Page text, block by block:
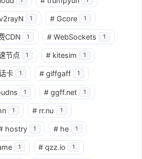
1 # Gcore 1
CDN 1 # WebSockets 1
节点 1 # kitesim 1
卡 1 # giffgaff 1
1 # ggff.net 1
1 # rr.nu 1
hostry 1 # he 1
1 # qzz.io 1